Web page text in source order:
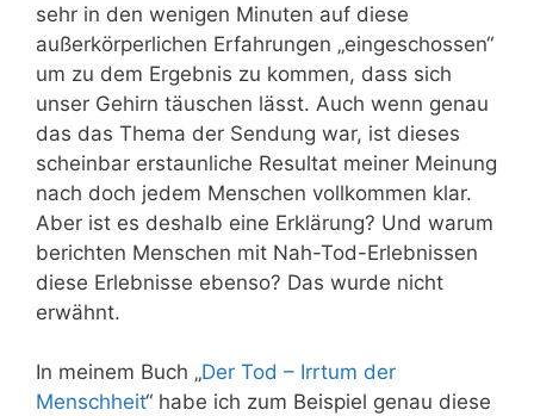
sehr in den wenigen Minuten auf diese
außerkörperlichen Erfahrungen „eingeschossen“
um zu dem Ergebnis zu kommen, dass sich
unser Gehirn täuschen lässt. Auch wenn genau
das das Thema der Sendung war, ist dieses
scheinbar erstaunliche Resultat meiner Meinung
nach doch jedem Menschen vollkommen klar.
Aber ist es deshalb eine Erklärung? Und warum
berichten Menschen mit Nah-Tod-Erlebnissen
diese Erlebnisse ebenso? Das wurde nicht
erwähnt.
In meinem Buch „Der Tod – Irrtum der
Menschheit“ habe ich zum Beispiel genau diese